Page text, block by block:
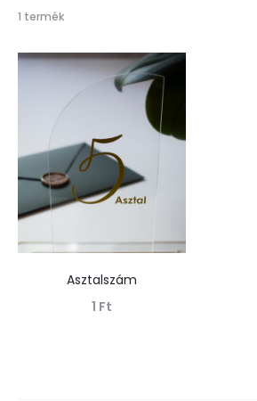
1 termékÖsszesen
találat
Asztalszám
1 Ft